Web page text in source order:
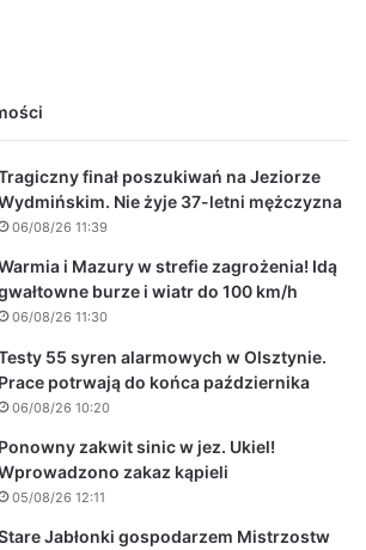
finał poszukiwań na Jeziorze
Nie żyje 37-letni mężczyzna
06/08/26 11:39
i Mazury w strefie zagrożenia! Idą
burze i wiatr do 100 km/h
06/08/26 11:30
55 syren alarmowych w Olsztynie.
Prace potrwają do końca października
06/08/26 10:20
Ponowny zakwit sinic w jez. Ukiel!
zakaz kąpieli
05/08/26 12:11
Jabłonki gospodarzem Mistrzostw